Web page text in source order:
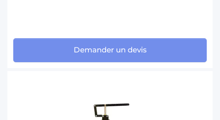
Demander un devis